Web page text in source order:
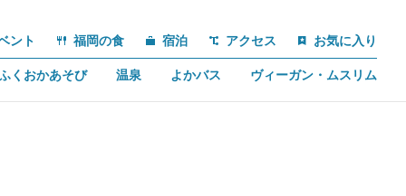
ント 福岡の食 宿泊 アクセス お気に入り
くおかあそび 温泉 よかバス ヴィーガン・ムスリム